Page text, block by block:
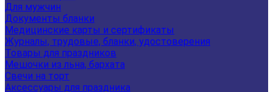
Для мужчин
Документы бланки
Медицинские карты и сертификаты
Журналы, трудовые, бланки, удостоверения
Товары для праздников
Мешочки из льна, бархата
Свечи на торт
Аксессуары для праздника